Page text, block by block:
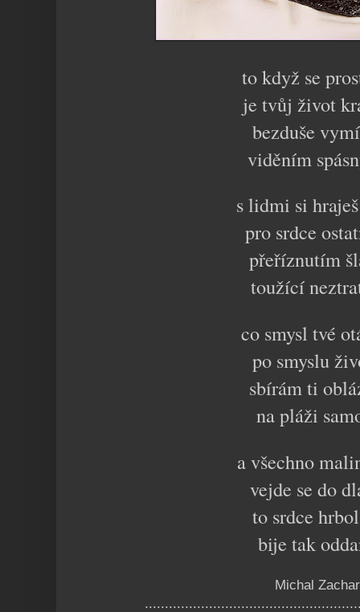
to když se
je tvůj život
bezduše
viděním
s lidmi si
pro srdce
přeříznutím
toužící
co smysl tvé
po smyslu
sbírám ti
na pláži
a všechno
vejde se do
to srdce
bije tak
Michal Zachar